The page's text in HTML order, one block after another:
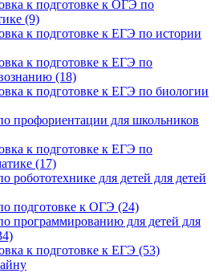
к подготовке к ОГЭ по
(9)
к подготовке к ЕГЭ по истории
к подготовке к ЕГЭ по
(18)
к подготовке к ЕГЭ по биологии
профориентации для школьников
к подготовке к ЕГЭ по
(17)
робототехнике для детей для детей
подготовке к ОГЭ (24)
программированию для детей для
к подготовке к ЕГЭ (53)